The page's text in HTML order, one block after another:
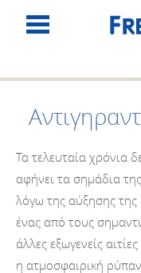
Τα τελευταία χρόνια
αφήνει τα σημάδια
λόγω της αύξησης της
ένας από τους
άλλες εξωγενείς
η ατμοσφαιρική